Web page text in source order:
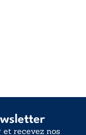
recevez nos